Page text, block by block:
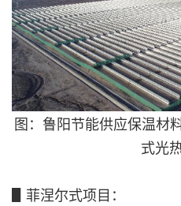
图：鲁阳节能供应保温材
式光
▋菲涅尔式项目：